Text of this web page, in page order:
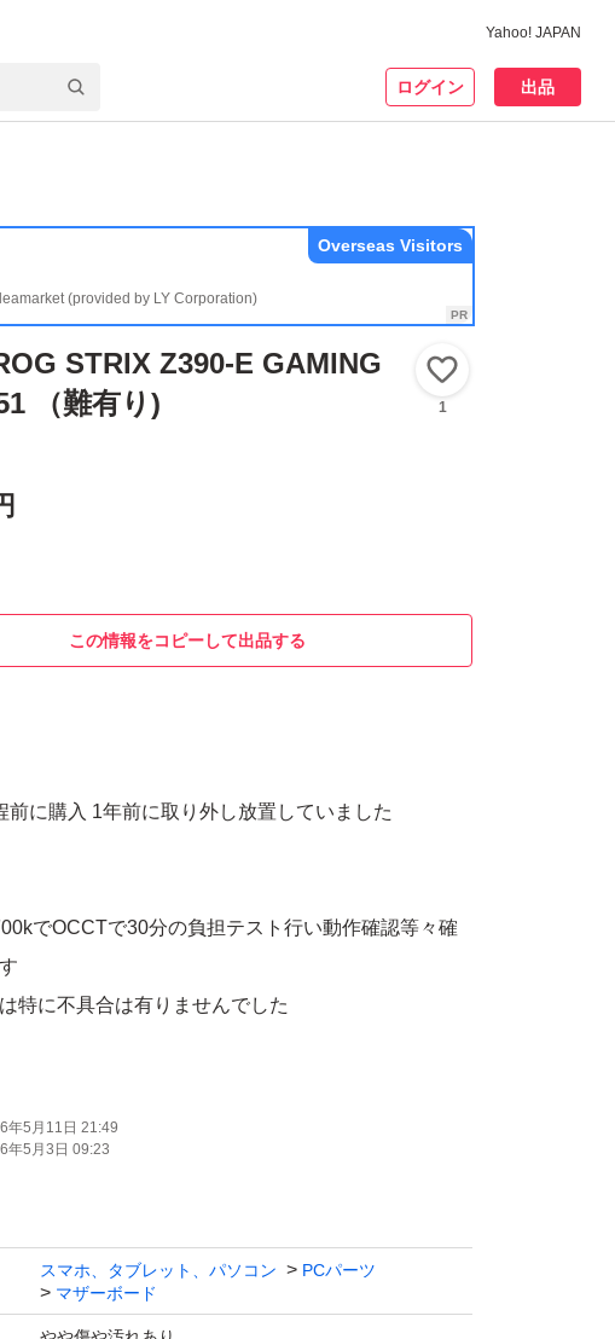
Yahoo! JAPAN
ログイン 出品
(provided by LY Corporation)
Overseas Visitors
STRIX Z390-E GAMING
（難有り)
1
この情報をコピーして出品する
前に購入 1年前に取り外し放置していました
でOCCTで30分の負担テスト行い動作確認等々確
特に不具合は有りませんでした
ット4本
3.1 type-c
2本
子
年5月11日 21:49
年5月3日 09:23
スマホ、タブレット、パソコン
PCパーツ
マザーボード